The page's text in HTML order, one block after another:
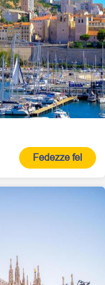
Fedezze fel